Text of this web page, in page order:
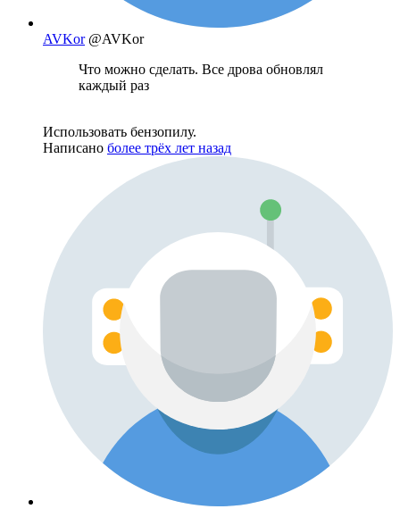
AVKor @AVKor
Что можно сделать. Все дрова обновлял
каждый раз
Использовать бензопилу.
Написано более трёх лет назад